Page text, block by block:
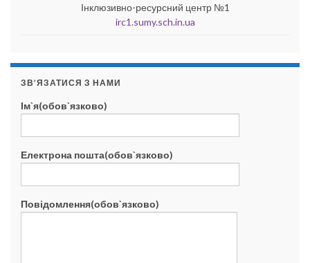
Інклюзивно-ресурсний центр №1
irc1.sumy.sch.in.ua
ЗВ’ЯЗАТИСЯ З НАМИ
Ім`я(обов`язково)
Електрона пошта(обов`язково)
Повідомлення(обов`язково)